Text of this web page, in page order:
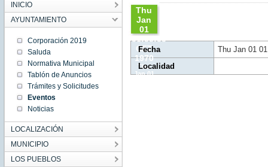
INICIO
AYUNTAMIENTO
Corporación 2019
Saluda
Normativa Municipal
Tablón de Anuncios
Trámites y Solicitudes
Eventos
Noticias
LOCALIZACIÓN
MUNICIPIO
LOS PUEBLOS
Thu
Jan
01
01:00:00
CET
1970
Thu
Jan 01
Fecha
Thu Jan 01
Localidad